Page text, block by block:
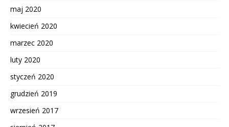
maj 2020
kwiecień 2020
marzec 2020
luty 2020
styczeń 2020
grudzień 2019
wrzesień 2017